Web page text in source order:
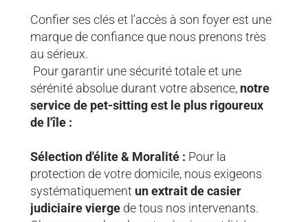
Confier ses clés et l'accès à son foyer est une
marque de confiance que nous prenons très
au sérieux.
Pour garantir une sécurité totale et une
sérénité absolue durant votre absence, notre
service de pet-sitting est le plus rigoureux
de l'île :
Sélection d'élite & Moralité : Pour la
protection de votre domicile, nous exigeons
systématiquement un extrait de casier
judiciaire vierge de tous nos intervenants.